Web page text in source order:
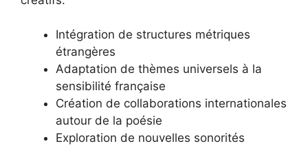
Intégration de structures métriques
étrangères
Adaptation de thèmes universels à la
sensibilité française
Création de collaborations internationales
autour de la poésie
Exploration de nouvelles sonorités